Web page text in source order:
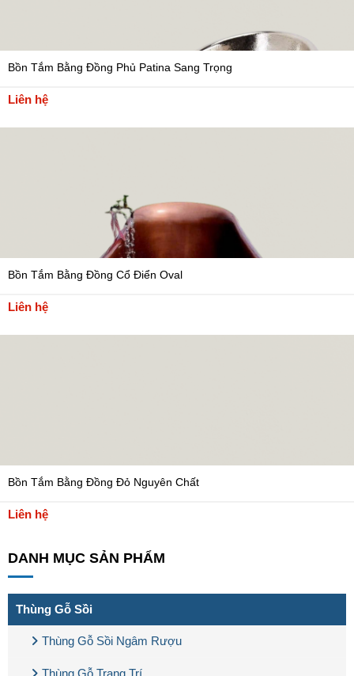
Bồn Tắm Bằng Đồng Phủ Patina Sang Trọng
Liên hệ
Bồn Tắm Bằng Đồng Cổ Điển Oval
Liên hệ
Bồn Tắm Bằng Đồng Đỏ Nguyên Chất
Liên hệ
DANH MỤC SẢN PHẨM
Thùng Gỗ Sồi
Thùng Gỗ Sồi Ngâm Rượu
Thùng Gỗ Trang Trí